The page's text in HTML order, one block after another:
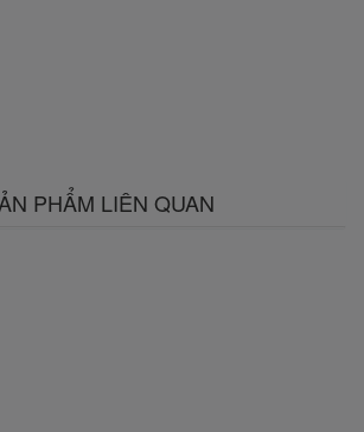
PHẨM LIÊN QUAN